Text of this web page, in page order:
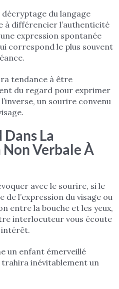
du langage
différencier l’authenticité
expression spontanée
correspond le plus souvent
tendance à être
du regard pour exprimer
un sourire convenu
Dans La
Verbale À
avec le sourire, si le
l’expression du visage ou
entre la bouche et les yeux,
interlocuteur vous écoute
intérêt.
un enfant émerveillé
inévitablement un